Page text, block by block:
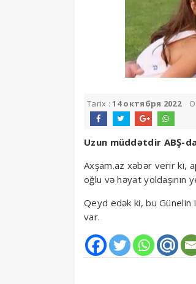
Tarix :14 октября 2022
Uzun müddətdir ABŞ-
Axşam.az xəbər verir ki,
oğlu və həyat yoldaşının
Qeyd edək ki, bu Günelin
var.